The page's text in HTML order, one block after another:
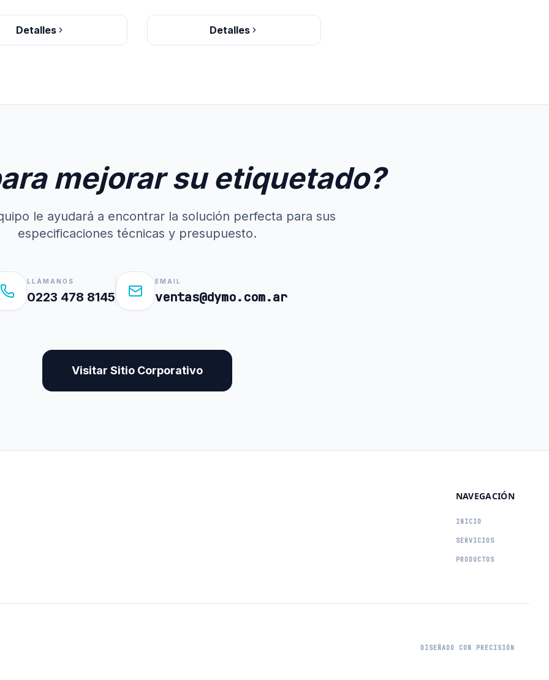
Detalles Detalles
mejorar su etiquetado?
le ayudará a encontrar la solución perfecta para sus
especificaciones técnicas y presupuesto.
LLÁMANOS
0223 478 8145
EMAIL
ventas@dymo.com.ar
Visitar Sitio Corporativo
NAVEGACIÓN
INICIO
SERVICIOS
PRODUCTOS
DISEÑADO CON PRECISIÓN